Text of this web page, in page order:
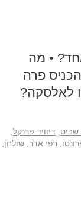
• מה
פרה
שביט דיוויד פרנקל
רפי אדר שולחן